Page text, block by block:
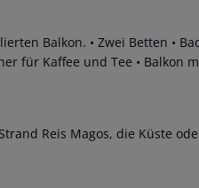
Balkon. • Zwei Betten •
für Kaffee und Tee • Balkon
Reis Magos, die Küste